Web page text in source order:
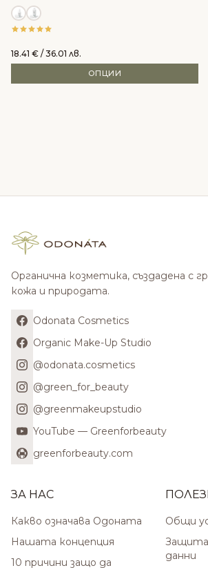
18.41 € / 36.01 лв.
ОПЦИИ
Органична козметика, създадена с
кожа и природата.
Odonata Cosmetics
Organic Make-Up Studio
@odonata.cosmetics
@green_for_beauty
@greenmakeupstudio
YouTube — Greenforbeauty
greenforbeauty.com
ЗА НАС
Какво означава Одоната
Нашата концепция
10 причини защо да
Общи
Защита
данни